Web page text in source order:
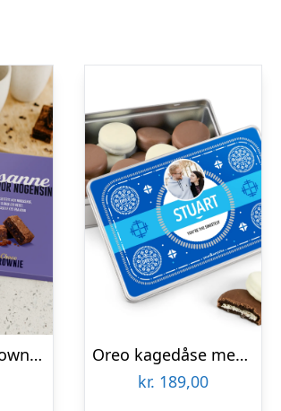
Milka Choco Brownie gaveæske
Oreo kagedåse med navn – firkantet
kr. 189,00